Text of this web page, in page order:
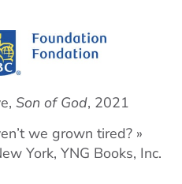
Son of God, 2021
we grown tired? »
York, YNG Books, Inc.